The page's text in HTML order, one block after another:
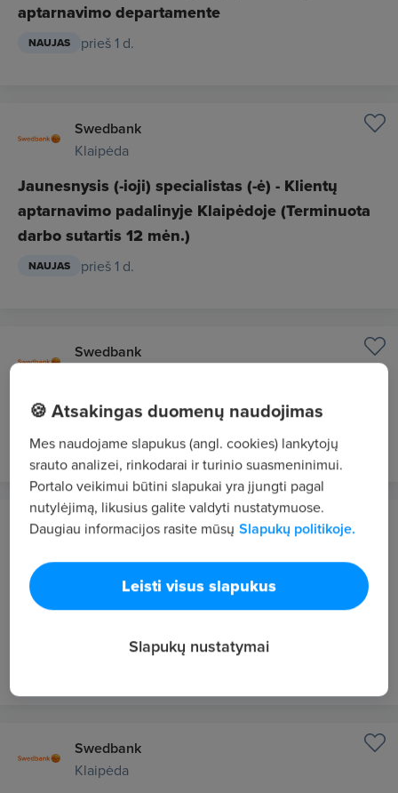
aptarnavimo departamente
NAUJAS prieš 1 d.
Swedbank
Klaipėda
Jaunesnysis (-ioji) specialistas (-ė) - Klientų
aptarnavimo padalinyje Klaipėdoje (Terminuota
darbo sutartis 12 mėn.)
NAUJAS prieš 1 d.
Swedbank
Faktoringo verslo klientų specialistas (-ė)
NAUJAS prieš 1 d.
Danske Bank A/S Lietuvos filialas
Business Manager in Human - Centered Design
Center of Excellende (HCD COE)
Swedbank
Klaipėda
🍪 Atsakingas duomenų naudojimas
Mes naudojame slapukus (angl. cookies) lankytojų
srauto analizei, rinkodarai ir turinio suasmeninimui.
Portalo veikimui būtini slapukai yra įjungti pagal
nutylėjimą, likusius galite valdyti nustatymuose.
Daugiau informacijos rasite mūsų Slapukų politikoje.
Leisti visus slapukus
Slapukų nustatymai